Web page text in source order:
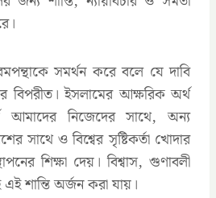
সমর্থন করে বলে যে দাবি
বিপরীত। ইসলামের আক্ষরিক অর্থ
আমাদের নিজেদের সাথে, অন্য
সাথে ও বিশ্বের সৃষ্টিকর্তা খোদার
শিক্ষা দেয়। বিশ্বাস, গুণাবলী
শান্তি অর্জন করা যায়।